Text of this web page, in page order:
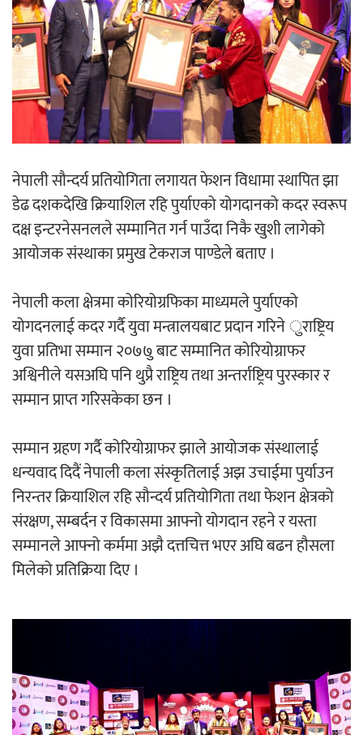
नेपाली सौन्दर्य प्रतियोगिता लगायत फेशन विधामा स्थापित झा
डेढ दशकदेखि क्रियाशिल रहि पुर्याएको योगदानको कदर स्वरूप
दक्ष इन्टरनेसनलले सम्मानित गर्न पाउँदा निकै खुशी लागेको
आयोजक संस्थाका प्रमुख टेकराज पाण्डेले बताए ।
नेपाली कला क्षेत्रमा कोरियोग्रफिका माध्यमले पुर्याएको
योगदनलाई कदर गर्दै युवा मन्त्रालयबाट प्रदान गरिने ुराष्ट्रिय
युवा प्रतिभा सम्मान २०७७ु बाट सम्मानित कोरियोग्राफर
अश्विनीले यसअघि पनि थुप्रै राष्ट्रिय तथा अन्तर्राष्ट्रिय पुरस्कार र
सम्मान प्राप्त गरिसकेका छन ।
सम्मान ग्रहण गर्दै कोरियोग्राफर झाले आयोजक संस्थालाई
धन्यवाद दिदैं नेपाली कला संस्कृतिलाई अझ उचाईमा पुर्याउन
निरन्तर क्रियाशिल रहि सौन्दर्य प्रतियोगिता तथा फेशन क्षेत्रको
संरक्षण, सम्बर्दन र विकासमा आफ्नो योगदान रहने र यस्ता
सम्मानले आफ्नो कर्ममा अझै दत्तचित्त भएर अघि बढन हौसला
मिलेको प्रतिक्रिया दिए ।